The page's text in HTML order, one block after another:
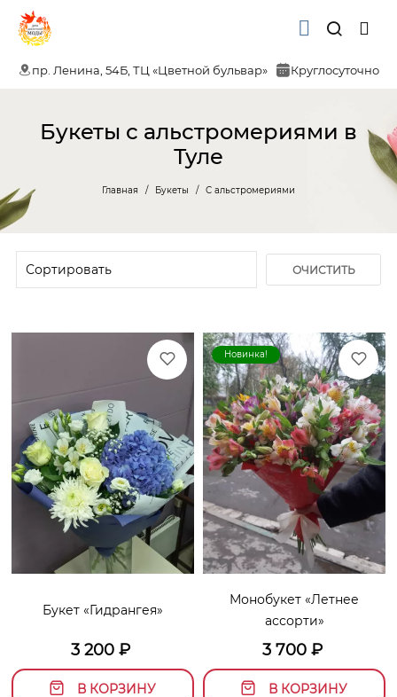
пр. Ленина, 54Б, ТЦ «Цветной бульвар» Круглосуточно
Букеты с альстромериями в
Туле
Главная Букеты С альстромериями
ОЧИСТИТЬ
Букет «Гидрангея»
3 200 ₽
В КОРЗИНУ
Новинка!
Монобукет «Летнее
ассорти»
3 700₽
В КОРЗИНУ